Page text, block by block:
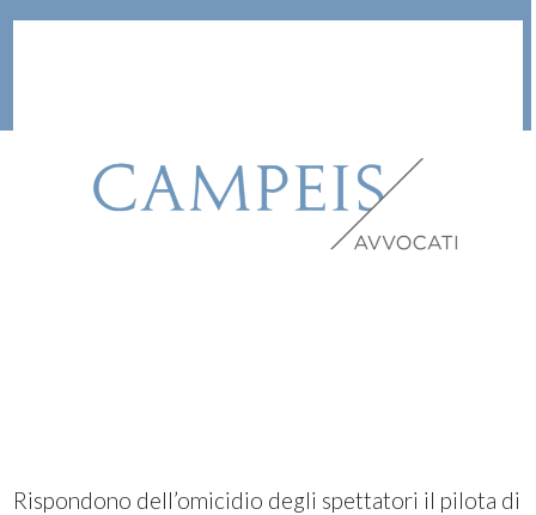
Rispondono dell’omicidio degli spettatori il pilota di